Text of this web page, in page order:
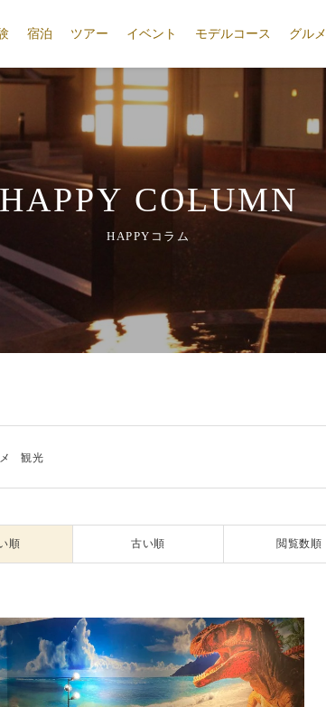
宿泊 ツアー イベント モデルコース グルメ
HAPPY COLUMN
HAPPYコラム
観光
順 古い順 閲覧数順